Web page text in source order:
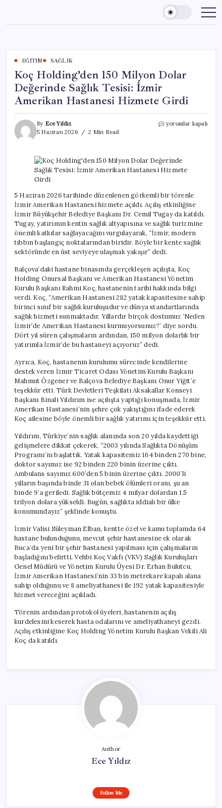
content
EĞITIM SAĞLIK
Koç Holding’den 150 Milyon Dolar
Değerinde Sağlık Tesisi: İzmir
Amerikan Hastanesi Hizmete Girdi
By Ece Yıldız
5 Haziran 2026
2 Min Read
Koç
Dolar
Değerinde
Sağlık
Amerikan
Hastanesi
Hizmete
Girdi
için
yorumlar kapalı
5 Haziran 2026 tarihinde düzenlenen görkemli bir törenle
İzmir Amerikan Hastanesi hizmete açıldı. Açılış etkinliğine
İzmir Büyükşehir Belediye Başkanı Dr. Cemil Tugay da katıldı.
Tugay, yatırımın kentin sağlık altyapısına ve sağlık turizmine
önemli katkılar sağlayacağını vurgulayarak, “İzmir, modern
tıbbın başlangıç noktalarından biridir. Böyle bir kente sağlık
sektöründe en üst seviyeye ulaşmak yakışır” dedi.
Balçova’daki hastane binasında gerçekleşen açılışta, Koç
Holding Onursal Başkanı ve Amerikan Hastanesi Yönetim
Kurulu Başkanı Rahmi Koç, hastanenin tarihi hakkında bilgi
verdi. Koç, “Amerikan Hastanesi 282 yatak kapasitesine sahip
birinci sınıf bir sağlık kuruluşudur ve dünya standartlarında
sağlık hizmeti sunmaktadır. Yıllardır birçok dostumuz ‘Neden
İzmir’de Amerikan Hastanesi kurmuyorsunuz?’ diye sordu.
Dört yıl süren çalışmaların ardından, 150 milyon dolarlık bir
yatırımla İzmir’de bu hastaneyi açıyoruz” dedi.
Ayrıca, Koç, hastanenin kurulumu sürecinde kendilerine
destek veren İzmir Ticaret Odası Yönetim Kurulu Başkanı
Mahmut Özgener ve Balçova Belediye Başkanı Onur Yiğit’e
teşekkür etti. Türk Devletleri Teşkilatı Aksakallar Konseyi
Başkanı Binali Yıldırım ise açılışta yaptığı konuşmada, İzmir
Amerikan Hastanesi’nin şehre çok yakıştığını ifade ederek
Koç ailesine böyle önemli bir sağlık yatırımı için teşekkür etti.
Yıldırım, Türkiye’nin sağlık alanında son 20 yılda kaydettiği
gelişmelere dikkat çekerek, “2003 yılında Sağlıkta Dönüşüm
Programı’nı başlattık. Yatak kapasitemiz 164 binden 270 bine,
doktor sayımız ise 92 binden 220 binin üzerine çıktı.
Ambulans sayımız 600’den 5 binin üzerine çıktı. 2000’li
yılların başında binde 31 olan bebek ölümleri oranı, şu an
binde 9’a geriledi. Sağlık bütçemiz 4 milyar dolardan 1.5
trilyon dolara yükseldi. Bugün, sağlıkta iddialı bir ülke
konumundayız” şeklinde konuştu.
İzmir Valisi Süleyman Elban, kentte özel ve kamu toplamda 64
hastane bulunduğunu, mevcut şehir hastanesine ek olarak
Buca’da yeni bir şehir hastanesi yapılması için çalışmaların
başladığını belirtti. Vehbi Koç Vakfı (VKV) Sağlık Kuruluşları
Genel Müdürü ve Yönetim Kurulu Üyesi Dr. Erhan Bulutcu,
İzmir Amerikan Hastanesi’nin 33 bin metrekare kapalı alana
sahip olduğunu ve 8 ameliyathanesi ile 192 yatak kapasitesiyle
hizmet vereceğini açıkladı.
Törenin ardından protokol üyeleri, hastanenin açılış
kurdelesini keserek hasta odalarını ve ameliyathaneyi gezdi.
Açılış etkinliğine Koç Holding Yönetim Kurulu Başkan Vekili Ali
Koç da katıldı.
Author
Ece Yıldız
Follow Me